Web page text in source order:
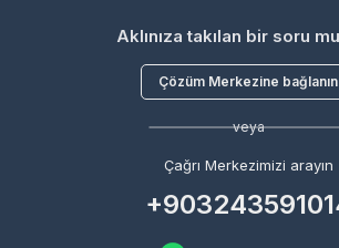
Aklınıza takılan bir soru
Çözüm Merkezine bağlanın
veya
Çağrı Merkezimizi arayın